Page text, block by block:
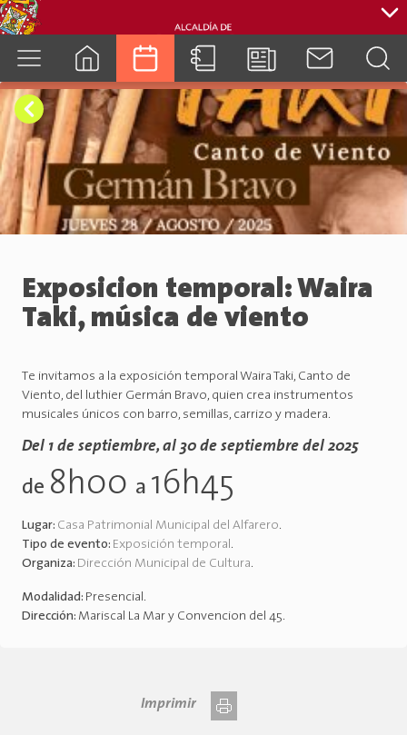
cuenca.gob.ec
Exposicion temporal: Waira
Taki, música de viento
Te invitamos a la exposición temporal Waira Taki, Canto de
Viento, del luthier Germán Bravo, quien crea instrumentos
musicales únicos con barro, semillas, carrizo y madera.
Del 1 de septiembre, al 30 de septiembre del 2025
de 8h00 a 16h45
Lugar: Casa Patrimonial Municipal del Alfarero.
Tipo de evento: Exposición temporal.
Organiza: Dirección Municipal de Cultura.
Modalidad: Presencial.
Dirección: Mariscal La Mar y Convencion del 45.
Imprimir